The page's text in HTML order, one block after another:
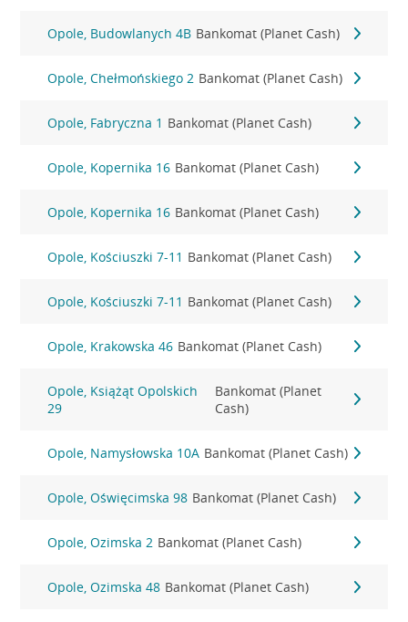
Opole, Budowlanych 4B Bankomat (Planet Cash)
Opole, Chełmońskiego 2 Bankomat (Planet Cash)
Opole, Fabryczna 1 Bankomat (Planet Cash)
Opole, Kopernika 16 Bankomat (Planet Cash)
Opole, Kopernika 16 Bankomat (Planet Cash)
Opole, Kościuszki 7-11 Bankomat (Planet Cash)
Opole, Kościuszki 7-11 Bankomat (Planet Cash)
Opole, Krakowska 46 Bankomat (Planet Cash)
Opole, Książąt Opolskich
29
Bankomat (Planet
Cash)
Opole, Namysłowska 10A Bankomat (Planet Cash)
Opole, Oświęcimska 98 Bankomat (Planet Cash)
Opole, Ozimska 2 Bankomat (Planet Cash)
Opole, Ozimska 48 Bankomat (Planet Cash)